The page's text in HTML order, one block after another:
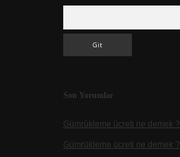
Son Yorumlar
Gümrükleme ücreti ne demek ?
Gümrükleme ücreti ne demek ?